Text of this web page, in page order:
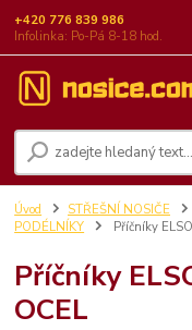
+420 776 839 986
Infolinka: Po-Pá 8-18 hod.
Úvod STŘEŠNÍ NOSIČE
PODÉLNÍKY
Příčníky
Příčníky
OCEL